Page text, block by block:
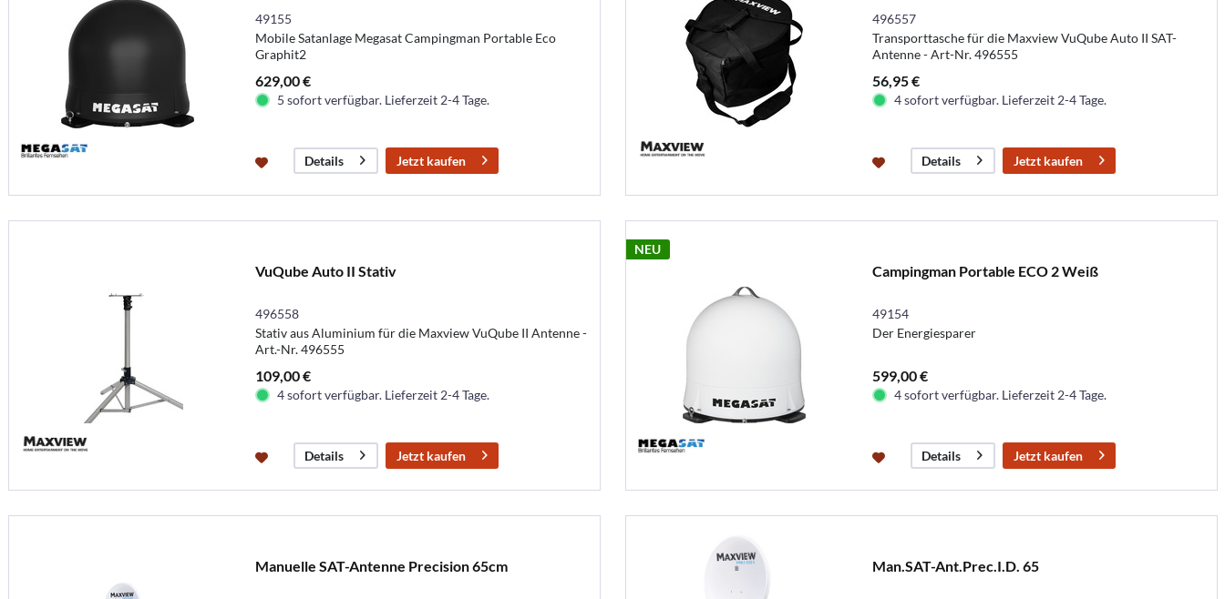
49155
Mobile Satanlage Megasat Campingman Portable Eco
Graphit2
629,00 €
5 sofort verfügbar. Lieferzeit 2-4 Tage.
Details Jetzt kaufen
496557
Transporttasche für die Maxview VuQube Auto II SAT-
Antenne - Art-Nr. 496555
56,95 €
4 sofort verfügbar. Lieferzeit 2-4 Tage.
Details Jetzt kaufen
VuQube Auto II Stativ
496558
Stativ aus Aluminium für die Maxview VuQube II Antenne -
Art.-Nr. 496555
109,00 €
4 sofort verfügbar. Lieferzeit 2-4 Tage.
Details Jetzt kaufen
NEU
Campingman Portable ECO 2 Weiß
49154
Der Energiesparer
599,00 €
4 sofort verfügbar. Lieferzeit 2-4 Tage.
Details Jetzt kaufen
Manuelle SAT-Antenne Precision 65cm Man.SAT-Ant.Prec.I.D. 65